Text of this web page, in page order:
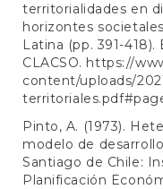
territorialidades en
horizontes
Latina (pp. 391-
CLACSO. https://
content/uploads/
Pinto, A. (1973).
modelo de
Santiago de Chile:
Planificación